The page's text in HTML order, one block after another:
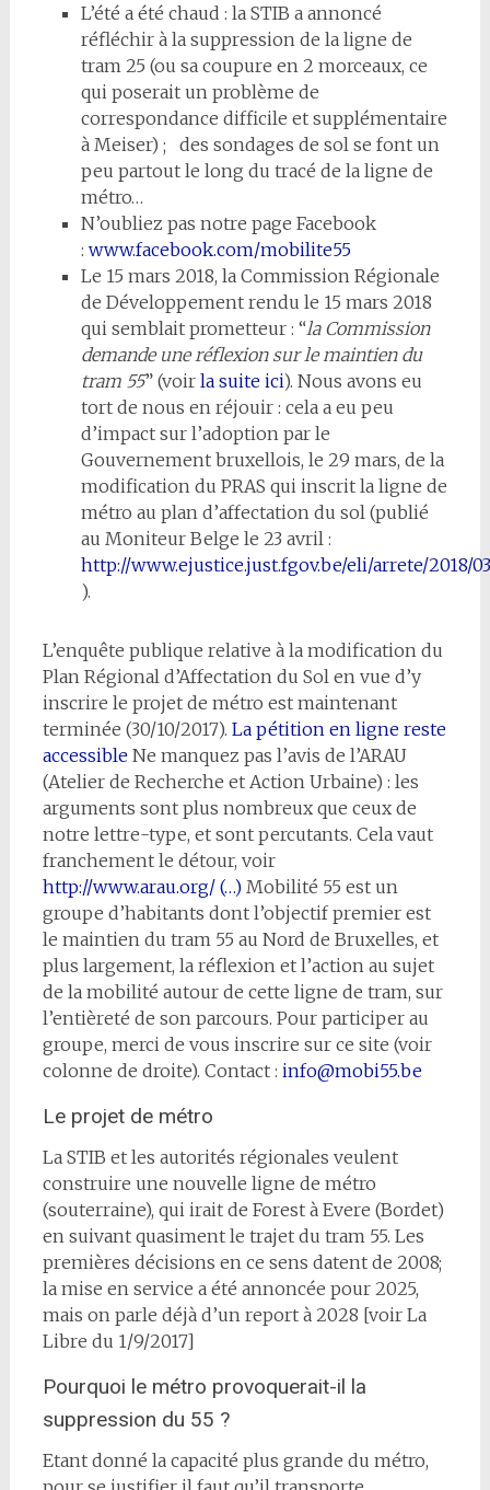
L’été a été chaud : la STIB a annoncé
réfléchir à la suppression de la ligne de
tram 25 (ou sa coupure en 2 morceaux, ce
qui poserait un problème de
correspondance difficile et supplémentaire
à Meiser) ; des sondages de sol se font un
peu partout le long du tracé de la ligne de
métro…
N’oubliez pas notre page Facebook
: www.facebook.com/mobilite55
Le 15 mars 2018, la Commission Régionale
de Développement rendu le 15 mars 2018
qui semblait prometteur : “la Commission
demande une réflexion sur le maintien du
tram 55” (voir la suite ici). Nous avons eu
tort de nous en réjouir : cela a eu peu
d’impact sur l’adoption par le
Gouvernement bruxellois, le 29 mars, de la
modification du PRAS qui inscrit la ligne de
métro au plan d’affectation du sol (publié
au Moniteur Belge le 23 avril :
http://www.ejustice.just.fgov.be/eli/arrete/2018/
).
L’enquête publique relative à la modification du
Plan Régional d’Affectation du Sol en vue d’y
inscrire le projet de métro est maintenant
terminée (30/10/2017). La pétition en ligne reste
accessibleNe manquez pas l’avis de l’ARAU
(Atelier de Recherche et Action Urbaine) : les
arguments sont plus nombreux que ceux de
notre lettre-type, et sont percutants. Cela vaut
franchement le détour, voir
http://www.arau.org/ (…)Mobilité 55 est un
groupe d’habitants dont l’objectif premier est
le maintien du tram 55 au Nord de Bruxelles, et
plus largement, la réflexion et l’action au sujet
de la mobilité autour de cette ligne de tram, sur
l’entièreté de son parcours. Pour participer au
groupe, merci de vous inscrire sur ce site (voir
colonne de droite). Contact : info@mobi55.be
Le projet de métro
La STIB et les autorités régionales veulent
construire une nouvelle ligne de métro
(souterraine), qui irait de Forest à Evere (Bordet)
en suivant quasiment le trajet du tram 55. Les
premières décisions en ce sens datent de 2008;
la mise en service a été annoncée pour 2025,
mais on parle déjà d’un report à 2028 [voir La
Libre du 1/9/2017]
Pourquoi le métro provoquerait-il la
suppression du 55 ?
Etant donné la capacité plus grande du métro,